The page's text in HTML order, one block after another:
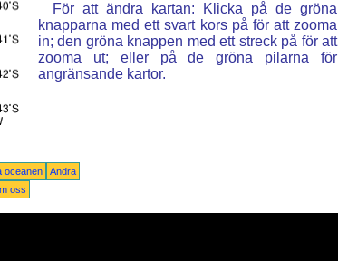
För att ändra kartan: Klicka på de gröna
knapparna med ett svart kors på för att zooma
in; den gröna knappen med ett streck på för att
zooma ut; eller på de gröna pilarna för
angränsande kartor.
oceanen
Andra
oss